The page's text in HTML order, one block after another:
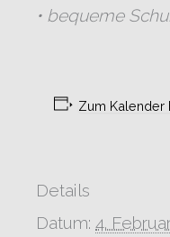
• bequeme
Zum Kalender
Details
Datum: 4.